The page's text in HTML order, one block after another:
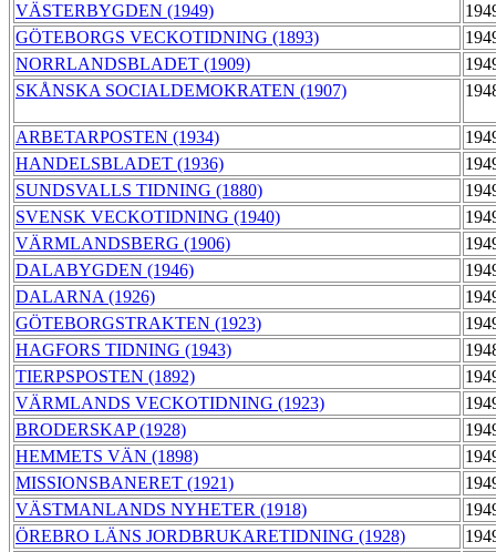
VÄSTERBYGDEN (1949)
GÖTEBORGS VECKOTIDNING (1893)
NORRLANDSBLADET (1909)
SKÅNSKA SOCIALDEMOKRATEN (1907)
ARBETARPOSTEN (1934)
HANDELSBLADET (1936)
SUNDSVALLS TIDNING (1880)
SVENSK VECKOTIDNING (1940)
VÄRMLANDSBERG (1906)
DALABYGDEN (1946)
DALARNA (1926)
GÖTEBORGSTRAKTEN (1923)
HAGFORS TIDNING (1943)
TIERPSPOSTEN (1892)
VÄRMLANDS VECKOTIDNING (1923)
BRODERSKAP (1928)
HEMMETS VÄN (1898)
MISSIONSBANERET (1921)
VÄSTMANLANDS NYHETER (1918)
ÖREBRO LÄNS JORDBRUKARETIDNING (1928)